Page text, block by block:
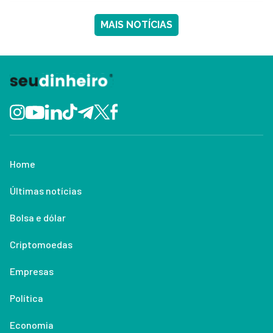
MAIS NOTÍCIAS
Home
Últimas notícias
Bolsa e dólar
Criptomoedas
Empresas
Política
Economia